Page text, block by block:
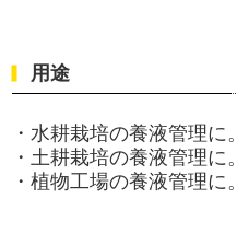
用途
・水耕栽培の養液管理に。
・土耕栽培の養液管理に。
・植物工場の養液管理に。